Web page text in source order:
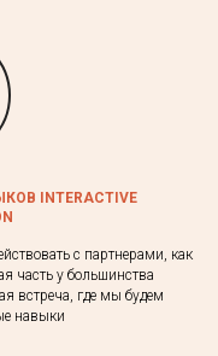
INTERACTIVE
с партнерами, как
часть у большинства
встреча, где мы будем
навыки